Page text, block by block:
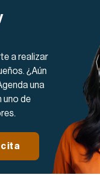
a realizar
¿Aún
una
uno de
cita